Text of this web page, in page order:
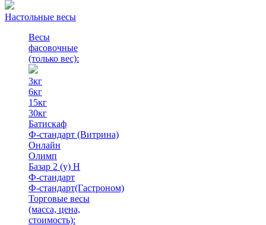
Настольные весы
Весы
фасовочные
(только вес):
3кг
6кг
15кг
30кг
Батискаф
Ф-стандарт (Витрина)
Онлайн
Олимп
Базар 2 (у) Н
Ф-стандарт
Ф-стандарт(Гастроном)
Торговые весы
(масса, цена,
стоимость):